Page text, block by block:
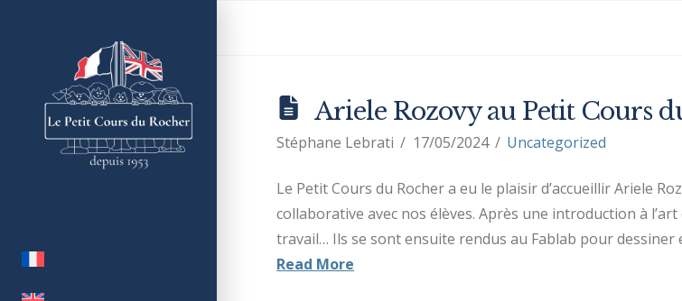
Ariele Rozovy au Petit Cours
Stéphane Lebrati 17/05/2024 Uncategorized
Le Petit Cours du Rocher a eu le plaisir d’accueillir Ariele
collaborative avec nos élèves. Après une introduction à
travail… Ils se sont ensuite rendus au Fablab pour
Read More